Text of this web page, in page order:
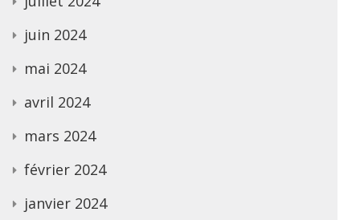
juin 2024
mai 2024
avril 2024
mars 2024
février 2024
janvier 2024